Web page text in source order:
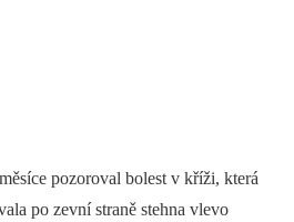
pozoroval bolest v kříži, která
po zevní straně stehna vlevo